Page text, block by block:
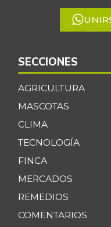
SECCIONES
AGRICULTURA
MASCOTAS
CLIMA
TECNOLOGÍA
FINCA
MERCADOS
REMEDIOS
COMENTARIOS